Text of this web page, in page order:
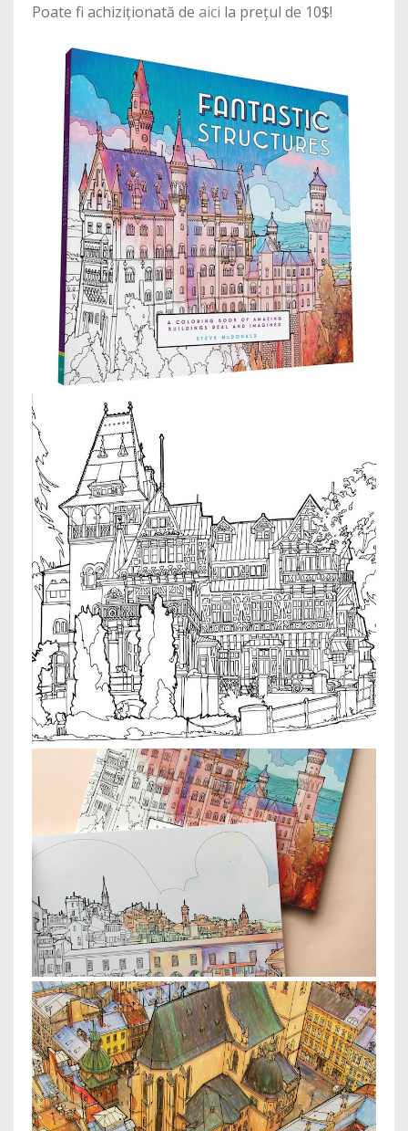
Poate fi achiziționată de aici la prețul de 10$!